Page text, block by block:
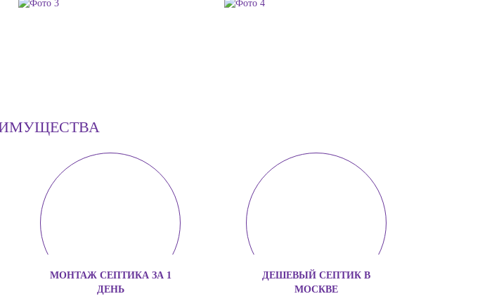
МОНТАЖ СЕПТИКА ЗА 1
ДЕНЬ
ДЕШЕВЫЙ СЕПТИК В
МОСКВЕ